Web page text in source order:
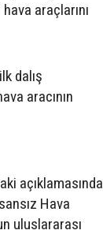
araçlarını
dalış
aracının
açıklamasında
Hava
uluslararası